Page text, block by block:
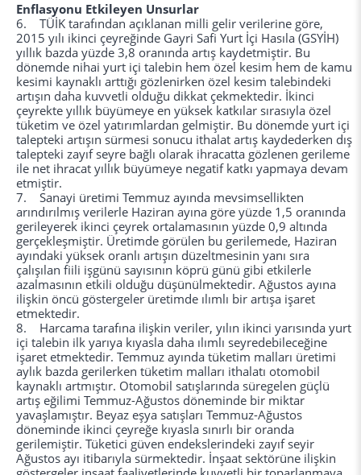
Enflasyonu Etkileyen Unsurlar
6. TÜİK tarafından açıklanan milli gelir verilerine göre,
2015 yılı ikinci çeyreğinde Gayri Safi Yurt İçi Hasıla (GSYİH)
yıllık bazda yüzde 3,8 oranında artış kaydetmiştir. Bu
dönemde nihai yurt içi talebin hem özel kesim hem de kamu
kesimi kaynaklı arttığı gözlenirken özel kesim talebindeki
artışın daha kuvvetli olduğu dikkat çekmektedir. İkinci
çeyrekte yıllık büyümeye en yüksek katkılar sırasıyla özel
tüketim ve özel yatırımlardan gelmiştir. Bu dönemde yurt içi
talepteki artışın sürmesi sonucu ithalat artış kaydederken dış
talepteki zayıf seyre bağlı olarak ihracatta gözlenen gerileme
ile net ihracat yıllık büyümeye negatif katkı yapmaya devam
etmiştir.
7. Sanayi üretimi Temmuz ayında mevsimsellikten
arındırılmış verilerle Haziran ayına göre yüzde 1,5 oranında
gerileyerek ikinci çeyrek ortalamasının yüzde 0,9 altında
gerçekleşmiştir. Üretimde görülen bu gerilemede, Haziran
ayındaki yüksek oranlı artışın düzeltmesinin yanı sıra
çalışılan fiili işgünü sayısının köprü günü gibi etkilerle
azalmasının etkili olduğu düşünülmektedir. Ağustos ayına
ilişkin öncü göstergeler üretimde ılımlı bir artışa işaret
etmektedir.
8. Harcama tarafına ilişkin veriler, yılın ikinci yarısında yurt
içi talebin ilk yarıya kıyasla daha ılımlı seyredebileceğine
işaret etmektedir. Temmuz ayında tüketim malları üretimi
aylık bazda gerilerken tüketim malları ithalatı otomobil
kaynaklı artmıştır. Otomobil satışlarında süregelen güçlü
artış eğilimi Temmuz-Ağustos döneminde bir miktar
yavaşlamıştır. Beyaz eşya satışları Temmuz-Ağustos
döneminde ikinci çeyreğe kıyasla sınırlı bir oranda
gerilemiştir. Tüketici güven endekslerindeki zayıf seyir
Ağustos ayı itibarıyla sürmektedir. İnşaat sektörüne ilişkin